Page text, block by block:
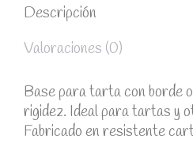
Descripción
Valoraciones (0)
Base para tarta con borde
rigidez. Ideal para tartas y
Fabricado en resistente